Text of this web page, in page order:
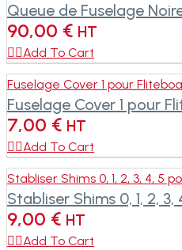
Queue de Fuselage
90,00 € HT
Add To Cart
Fuselage Cover 1 pour
Fuselage Cover 1 pour
7,00 € HT
Add To Cart
Stabliser Shims 0, 1, 2, 3, 4, 5
Stabliser Shims 0, 1, 2,
9,00 € HT
Add To Cart